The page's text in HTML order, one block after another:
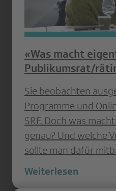
«Was macht
Publikumsrat/
Sie beobachten
Programme und
SRF. Doch was
genau? Und welche
sollte man dafür
Weiterlesen